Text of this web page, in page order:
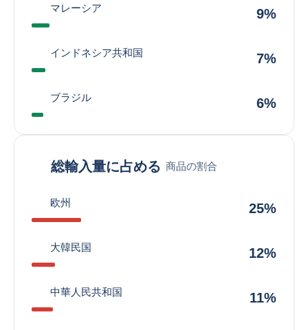
マレーシア 9%
インドネシア共和国 7%
ブラジル 6%
総輸入量に占める 商品の割合
欧州 25%
大韓民国 12%
中華人民共和国 11%